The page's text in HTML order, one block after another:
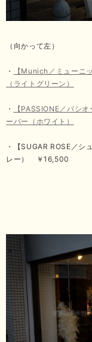
（向かって左）
・
【Munich／ミューニ
（ライトグリーン）
・
【PASSIONE／パシ
ーバー（ホワイト）
・【SUGAR ROSE／シ
レー） ￥16,500